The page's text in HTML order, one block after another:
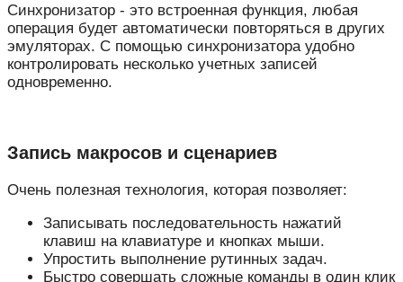
Синхронизатор - это встроенная функция, любая
операция будет автоматически повторяться в других
эмуляторах. С помощью синхронизатора удобно
контролировать несколько учетных записей
одновременно.
Запись макросов и сценариев
Очень полезная технология, которая позволяет:
Записывать последовательность нажатий
клавиш на клавиатуре и кнопках мыши.
Упростить выполнение рутинных задач.
Быстро совершать сложные команды в один клик